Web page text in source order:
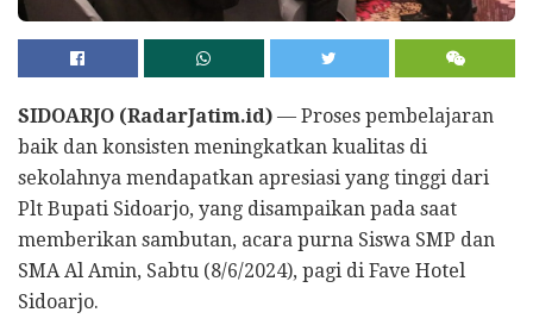
SIDOARJO (RadarJatim.id) — Proses pembelajaran
baik dan konsisten meningkatkan kualitas di
sekolahnya mendapatkan apresiasi yang tinggi dari
Plt Bupati Sidoarjo, yang disampaikan pada saat
memberikan sambutan, acara purna Siswa SMP dan
SMA Al Amin, Sabtu (8/6/2024), pagi di Fave Hotel
Sidoarjo.